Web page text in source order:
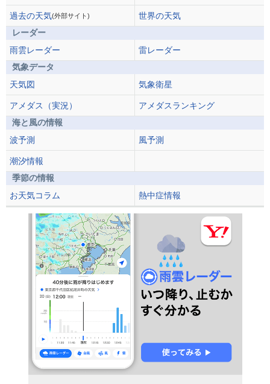
過去の天気(外部サイト)
世界の天気
レーダー
雨雲レーダー
雷レーダー
気象データ
天気図
気象衛星
アメダス（実況）
アメダスランキング
海と風の情報
波予測
風予測
潮汐情報
季節の情報
お天気コラム
熱中症情報